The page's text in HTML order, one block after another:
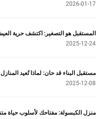
2026-01-17
المستقبل هو التصغير: اكتشف حرية
2025-12-24
مستقبل البناء قد حان: لماذا تُعيد
2025-12-08
منزل الكبسولة: مفتاحك لأسلوب حياة